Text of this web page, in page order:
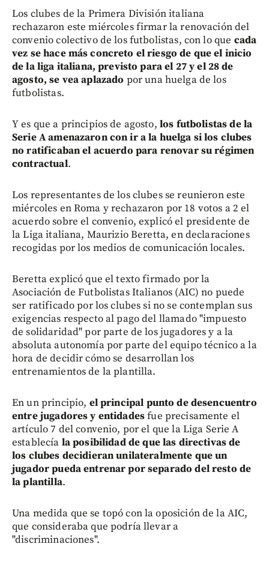
Los clubes de la Primera División italiana
rechazaron este miércoles firmar la renovación del
convenio colectivo de los futbolistas, con lo que cada
vez se hace más concreto el riesgo de que el inicio
de la liga italiana, previsto para el 27 y el 28 de
agosto, se vea aplazado por una huelga de los
futbolistas.
Y es que a principios de agosto, los futbolistas de la
Serie A amenazaron con ir a la huelga si los clubes
no ratificaban el acuerdo para renovar su régimen
contractual.
Los representantes de los clubes se reunieron este
miércoles en Roma y rechazaron por 18 votos a 2 el
acuerdo sobre el convenio, explicó el presidente de
la Liga italiana, Maurizio Beretta, en declaraciones
recogidas por los medios de comunicación locales.
Beretta explicó que el texto firmado por la
Asociación de Futbolistas Italianos (AIC) no puede
ser ratificado por los clubes si no se contemplan sus
exigencias respecto al pago del llamado "impuesto
de solidaridad" por parte de los jugadores y a la
absoluta autonomía por parte del equipo técnico a la
hora de decidir cómo se desarrollan los
entrenamientos de la plantilla.
En un principio, el principal punto de desencuentro
entre jugadores y entidadesfue precisamente el
artículo 7 del convenio, por el que la Liga Serie A
establecía la posibilidad de que las directivas de
los clubes decidieran unilateralmente que un
jugador pueda entrenar por separado del resto de
la plantilla.
Una medida que se topó con la oposición de la AIC,
que consideraba que podría llevar a
"discriminaciones".